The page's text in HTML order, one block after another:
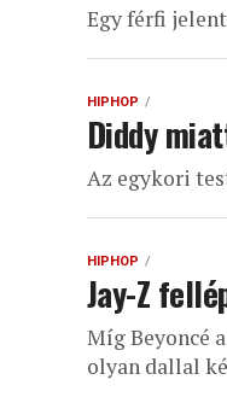
Egy férfi
HIPHOP
Diddy
Az egykori
HIPHOP
Jay-Z
Míg Beyoncé
olyan dallal